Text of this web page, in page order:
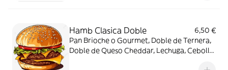
Hamb Clasica Doble
6,50 €
Pan Brioche o Gourmet, Doble de Ternera,
Doble de Queso Cheddar, Lechuga, Cebolla,